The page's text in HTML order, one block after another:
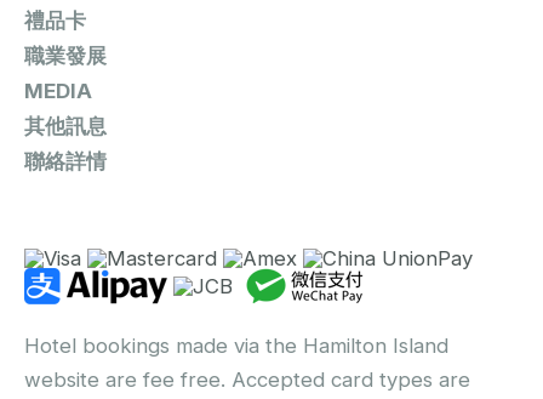
禮品卡
職業發展
MEDIA
其他訊息
聯絡詳情
Hotel bookings made via the Hamilton Island
website are fee free. Accepted card types are